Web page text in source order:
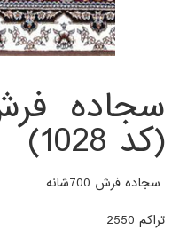
(کد 1028)
سجاده فرش 700شانه
تراکم 2550